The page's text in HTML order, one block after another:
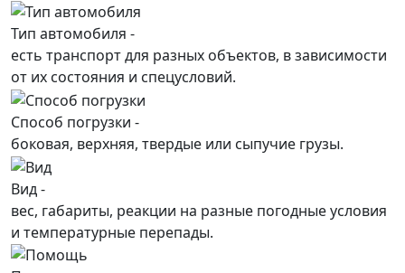
Тип автомобиля -
есть транспорт для разных объектов, в зависимости
от их состояния и спецусловий.
Способ погрузки -
боковая, верхняя, твердые или сыпучие грузы.
Вид -
вес, габариты, реакции на разные погодные условия
и температурные перепады.